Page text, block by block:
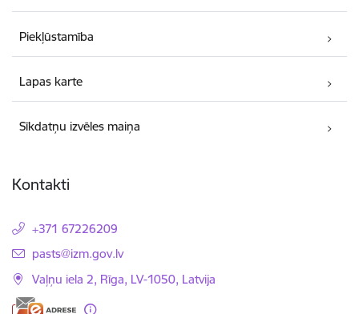
Piekļūstamība
Lapas karte
Sīkdatņu izvēles maiņa
Kontakti
+371 67226209
E-pasts:
pasts@izm.gov.lv
Vaļņu iela 2, Rīga, LV-1050, Latvija